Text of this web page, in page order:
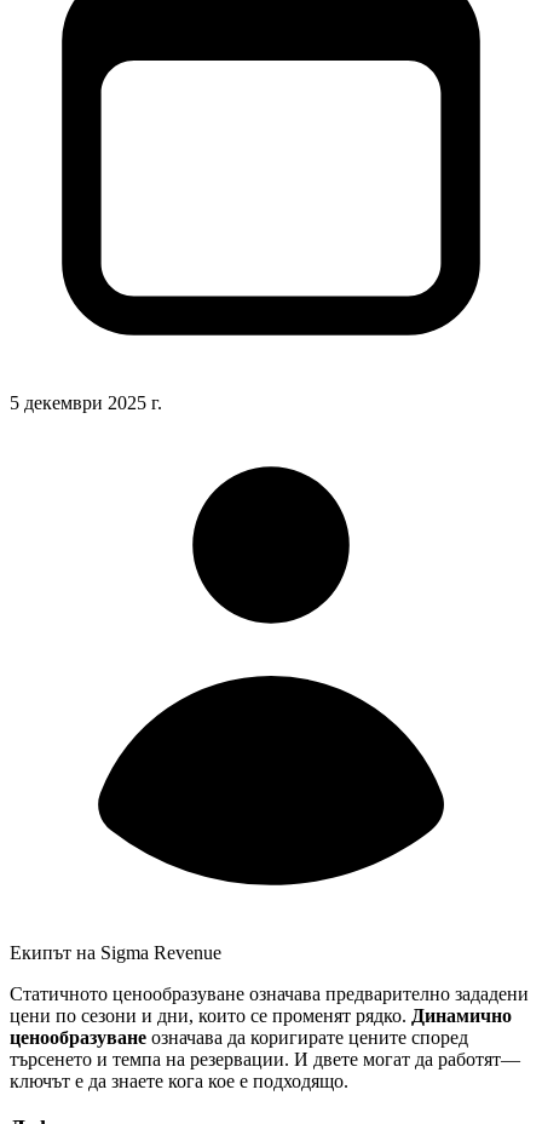
5 декември 2025 г.
Екипът на Sigma Revenue
Статичното ценообразуване означава предварително зададени
цени по сезони и дни, които се променят рядко. Динамично
ценообразуване означава да коригирате цените според
търсенето и темпа на резервации. И двете могат да работят—
ключът е да знаете кога кое е подходящо.